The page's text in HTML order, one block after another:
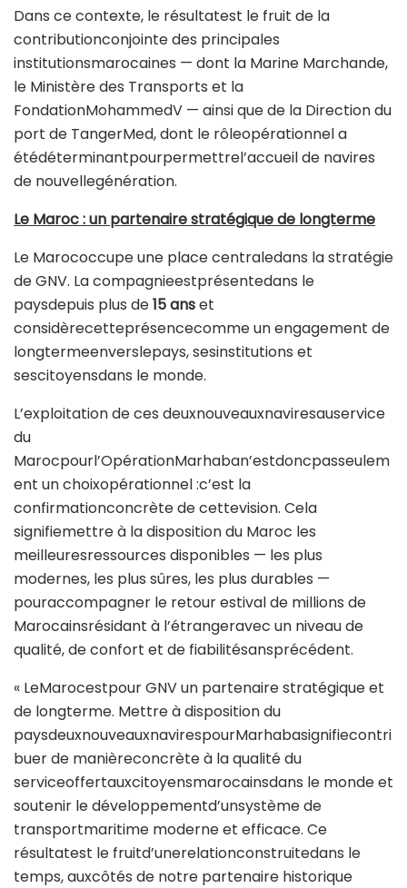
Dans ce contexte, le résultatest le fruit de la
contributionconjointe des principales
institutionsmarocaines — dont la Marine Marchande,
le Ministère des Transports et la
FondationMohammedV — ainsi que de la Direction du
port de TangerMed, dont le rôleopérationnel a
étédéterminantpourpermettrel’accueil de navires
de nouvellegénération.
Le Maroc : un partenaire stratégique de longterme
Le Marococcupe une place centraledans la stratégie
de GNV. La compagnieestprésentedans le
paysdepuis plus de15 anset
considèrecetteprésencecomme un engagement de
longtermeenverslepays, sesinstitutions et
sescitoyensdans le monde.
L’exploitation de ces deuxnouveauxnaviresauservice
du
Marocpourl’OpérationMarhaban’estdoncpasseulem
ent un choixopérationnel :c’est la
confirmationconcrète de cettevision. Cela
signifiemettre à la disposition du Maroc les
meilleuresressources disponibles — les plus
modernes, les plus sûres, les plus durables —
pouraccompagner le retour estival de millions de
Marocainsrésidant à l’étrangeravec un niveau de
qualité, de confort et de fiabilitésansprécédent.
« LeMarocestpour GNV un partenaire stratégique et
de longterme. Mettre à disposition du
paysdeuxnouveauxnavirespourMarhabasignifiecontri
buer de manièreconcrète à la qualité du
serviceoffertauxcitoyensmarocainsdans le monde et
soutenir le développementd’unsystème de
transportmaritime moderne et efficace. Ce
résultatest le fruitd’unerelationconstruitedans le
temps, auxcôtés de notre partenaire historique